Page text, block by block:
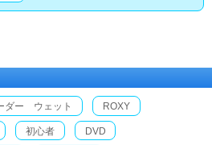
ダー ウェット ROXY
初心者 DVD